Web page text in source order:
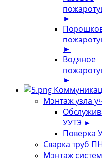
►
►
Водяное
►
Монтаж узла
УУТЭ ►
Поверка
Сварка труб
Монтаж систем